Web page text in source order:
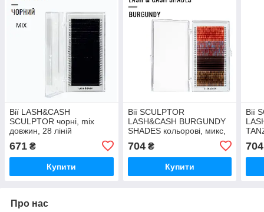
Вії LASH&CASH
SCULPTOR чорні, mix
довжин, 28 ліній
671 ₴
Купити
Вії SCULPTOR
LASH&CASH BURGUNDY
SHADES кольорові, микс,
704₴
Купити
Вії
704
Про нас